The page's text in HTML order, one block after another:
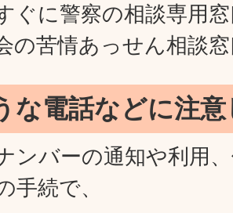
ぐに警察の相談専用
の苦情あっせん相談
な電話などに注
ンバーの通知や利用
手続で、